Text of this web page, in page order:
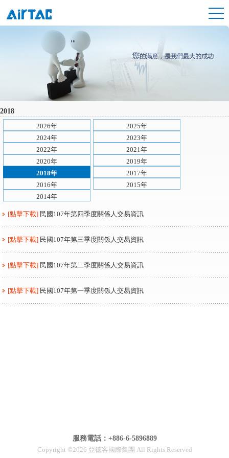
2018
2026年
2025年
2024年
2023年
2022年
2021年
2020年
2019年
2018年
2017年
2016年
2015年
2014年
[點擊下載] 民國107年第四季度關係人交易資訊
[點擊下載] 民國107年第三季度關係人交易資訊
[點擊下載] 民國107年第二季度關係人交易資訊
[點擊下載] 民國107年第一季度關係人交易資訊
服務電話：+886-6-5896889
Copyright ©2026 亞德客國際集團 All Rights Reserved